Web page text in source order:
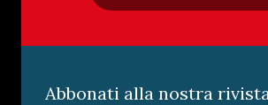
Abbonati alla nostra